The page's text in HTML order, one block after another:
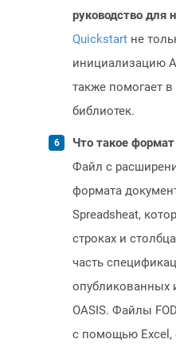
руководство
Quickstart не
инициализацию
также помогает
библиотек.
Что такое формат
Файл с
формата
Spreadsheat,
строках и
часть
опубликованных
OASIS. Файлы
с помощью Excel,